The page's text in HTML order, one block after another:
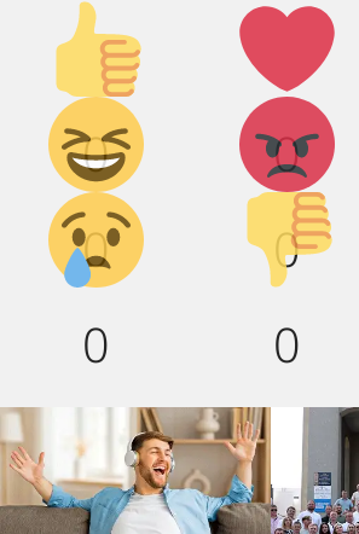
Палец
вверх!
0
Лайк!
0
Дикий
смех!
0
Агрессия!
0
Грусть :(
0
Палец
вниз!
0